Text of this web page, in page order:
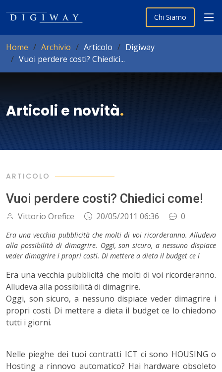
Chi Siamo
Home Archivio Articolo
Digiway
Vuoi perdere costi? Chiedici...
Articoli e novità.
ARTICOLO
Vuoi perdere costi? Chiedici come!
Vittorio Orefice 20/05/2011 06:36 0
Era una vecchia pubblicità che molti di voi ricorderanno. Alludeva
alla possibilità di dimagrire. Oggi, son sicuro, a nessuno dispiace
veder dimagrire i propri costi. Di mettere a dieta il budget ce l
Era una vecchia pubblicità che molti di voi ricorderanno.
Alludeva alla possibilità di dimagrire.
Oggi, son sicuro, a nessuno dispiace veder dimagrire i
propri costi. Di mettere a dieta il budget ce lo chiedono
tutti i giorni.
Nelle pieghe dei tuoi contratti ICT ci sono HOUSING o
Hosting a rinnovo automatico? Hai hardware obsoleto